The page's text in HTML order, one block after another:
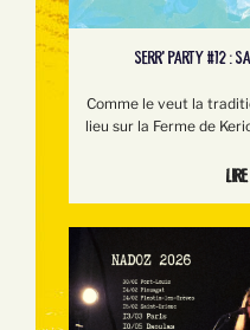
SERR’ PARTY #12 :
Comme le veut la
lieu sur la Ferme de